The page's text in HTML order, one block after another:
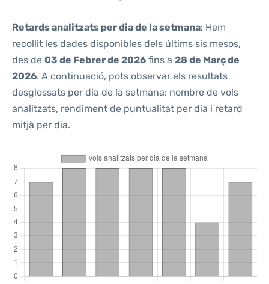
Retards analitzats per dia de la setmana: Hem
recollit les dades disponibles dels últims sis mesos,
des de 03 de Febrer de 2026 fins a 28 de Març de
2026. A continuació, pots observar els resultats
desglossats per dia de la setmana: nombre de vols
analitzats, rendiment de puntualitat per dia i retard
mitjà per dia.